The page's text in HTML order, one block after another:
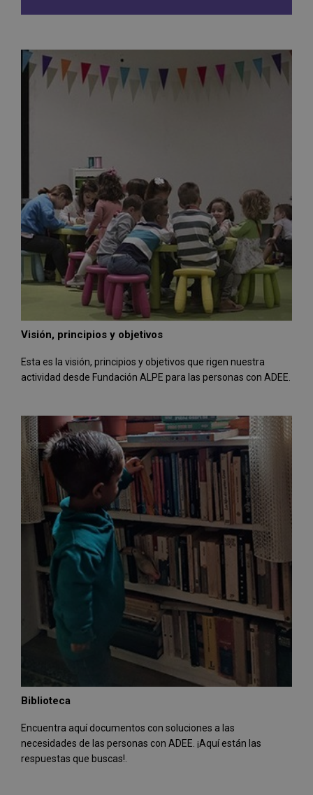
Visión, principios y objetivos
Esta es la visión, principios y objetivos que rigen nuestra
actividad desde Fundación ALPE para las personas con ADEE.
Biblioteca
Encuentra aquí documentos con soluciones a las
necesidades de las personas con ADEE. ¡Aquí están las
respuestas que buscas!.